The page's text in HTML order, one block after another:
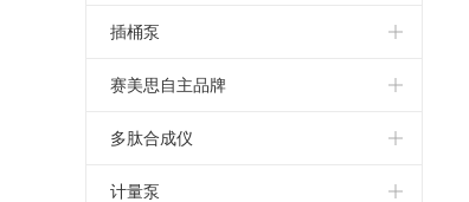
UNIQSIS 连续流微反应器
德国single
Heidolph 磁力搅拌器
BUCHI冷冻喷雾干燥机
BUCHI旋转蒸发仪
氮吹仪
Vacuubrand无油隔膜泵
vacuubrand油泵
vacuubrand真空控制系统
vacuubrand真空规和控制器
ESCO真空乳化
Ystral 国际知名过程技术处理专家
KINEMATICA均质及分散技术
四亿纳米颗粒制备系统
插桶泵
化学波纹管泵
高粘度计量泵
偏心螺杆泵
赛美思自主品牌
高压反应釜
顶置搅拌器
多肽合成仪
英国Activotec多肽合成仪
计量泵